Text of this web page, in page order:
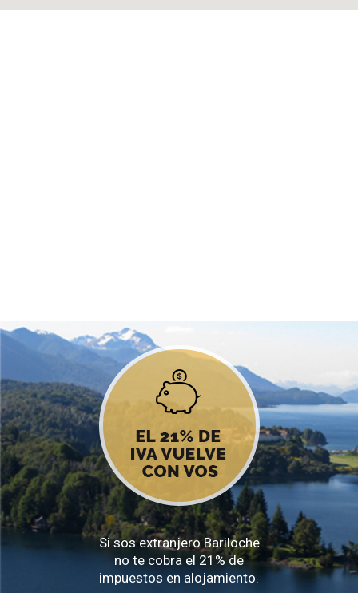
Si sos extranjero Bariloche
no te cobra el 21% de
impuestos en alojamiento.